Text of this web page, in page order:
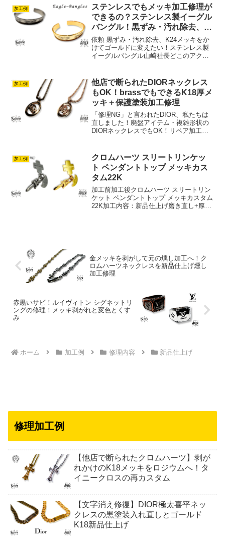
ることはできません。諦めないで！アク
セ加工ドットコムなら...
加工例
ステンレスでもメッキ加工修理が
できるの？ステンレス製イーグル
バングル！黒ずみ・汚れ除去、厚
K24メッキ修理加工
依頼 黒ずみ・汚れ除去、K24メッキをか
けてゴールドに変えたい！ステンレス製
イーグルバングル山崎社長どこのアクセ
ス製イーグルバングル黒ずみ・汚れ除
去、K24メッキをかけ...
加工例
他店で断られたDIORネックレス
もOK！brassでもできるK18厚メ
ッキ＋保護塗装加工修理
「修理NG」と言われたDIOR、私たちは
直しました！廃盤アイテム・複雑形状の
DIORネックレスでもOK！リペア加工山
理を断られたネックレスに、もう一度、
輝きを。...
加工例
クロムハーツ スリートリンケッ
ト ペンダントトップ メッキカス
タム22K
加工前加工後クロムハーツ スリートリン
ケット ペンダントトップ メッキカスタム
22K加工内容：新品仕上げ磨き直し+厚
金メッキを剥がして元の燻し加工へ！ク
ロムハーツネックレスを新品仕上げ燻し
加工修理
赤黒いサビ！ルイヴィトン シグネットリ
ングの修理！メッキ剥がれと変色とくす
み
ホーム 加工例 修理内容 新品仕上げ
修理加工例
【他店で断られたクロムハーツ】剥が
れかけのK18メッキをロジウムへ！タ
イニークロスの再カスタム
【文字消え修復】DIOR極太喜平ネッ
クレスの黒塗装入れ直しとゴールド
K18新品仕上げ